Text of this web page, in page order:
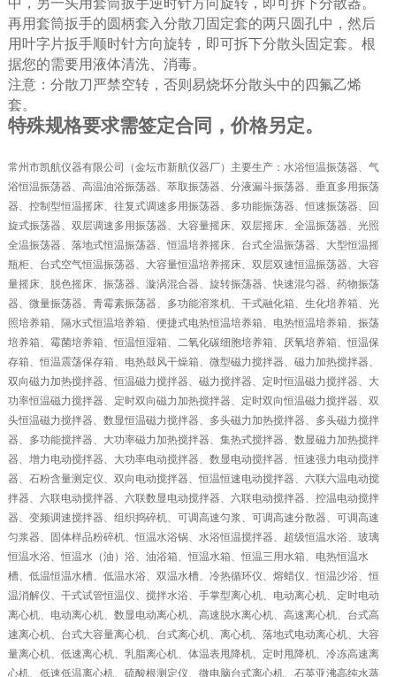
中，另一头用套筒扳手逆时针方向旋转，即可拆下分散器。
再用套筒扳手的圆柄套入分散刀固定套的两只圆孔中，然后
用叶字片扳手顺时针方向旋转，即可拆下分散头固定套。根
据您的需要用液体清洗、消毒。
注意：分散刀严禁空转，否则易烧坏分散头中的四氟乙烯
套。
特殊规格要求需签定合同，价格另定。
常州市凯航仪器有限公司（金坛市新航仪器厂）主要生产：水浴恒温振荡器、气
浴恒温振荡器、高温油浴振荡器、萃取振荡器、分液漏斗振荡器、垂直多用振荡
器、控制型恒温摇床、往复式调速多用振荡器、多功能振荡器、恒速振荡器、回
旋式振荡器、双层调速多用振荡器、大容量摇床、双层摇床、全温振荡器、光照
全温振荡器、落地式恒温振荡器、恒温培养摇床、台式全温振荡器、大型恒温摇
瓶柜、台式空气恒温振荡器、大容量恒温培养摇床、双层双速恒温振荡器、大容
量摇床、脱色摇床、振荡器、漩涡混合器、旋转振荡器、快速混匀器、药物振荡
器、微量振荡器、青霉素振荡器、多功能溶浆机、干式融化箱、生化培养箱、光
照培养箱、隔水式恒温培养箱、便捷式电热恒温培养箱、电热恒温培养箱、振荡
培养箱、霉菌培养箱、恒温恒湿箱、二氧化碳细胞培养箱、厌氧培养箱、恒温保
存箱、恒温震荡保存箱、电热鼓风干燥箱、微型磁力搅拌器、磁力加热搅拌器、
双向磁力加热搅拌器、恒温磁力搅拌器、磁力搅拌器、定时恒温磁力搅拌器、大
功率恒温磁力搅拌器、定时双向磁力加热搅拌器、定时双向恒温磁力搅拌器、双
头恒温磁力搅拌器、数显恒温磁力搅拌器、多头磁力加热搅拌器、多头磁力搅拌
器、多功能搅拌器、大功率磁力加热搅拌器、集热式搅拌器、数显磁力加热搅拌
器、增力电动搅拌器、大功率电动搅拌器、数显电动搅拌器、恒速强力电动搅拌
器、石粉含量测定仪、双向电动搅拌器、恒温恒速电动搅拌器、六联六温电动搅
拌器、六联电动搅拌器、六联数显电动搅拌器、六联电动搅拌器、控温电动搅拌
器、变频调速搅拌器、组织捣碎机、可调高速匀浆、可调高速分散器、可调高速
匀浆器、固体样品粉碎机、恒温水浴锅、水浴恒温搅拌器、超级恒温水浴、玻璃
恒温水浴、恒温水（油）浴、油浴箱、恒温水箱、恒温三用水箱、电热恒温水
槽、低温恒温水槽、低温水浴、双温水槽、冷热循环仪、熔蜡仪、恒温沙浴、恒
温消解仪、干式试管恒温仪、搅拌水浴、手掌型离心机、电动离心机、定时电动
离心机、电动离心机、数显电动离心机、高速脱水离心机、高速离心机、台式高
速离心机、台式大容量离心机、台式离心机、离心机、落地式电动离心机、大容
量离心机、低速离心机、乳脂离心机、体温表甩降机、定时甩降机、冷冻高速离
心机、低速低温离心机、硫酸根测定仪、微电脑台式离心机、石英亚沸高纯水蒸